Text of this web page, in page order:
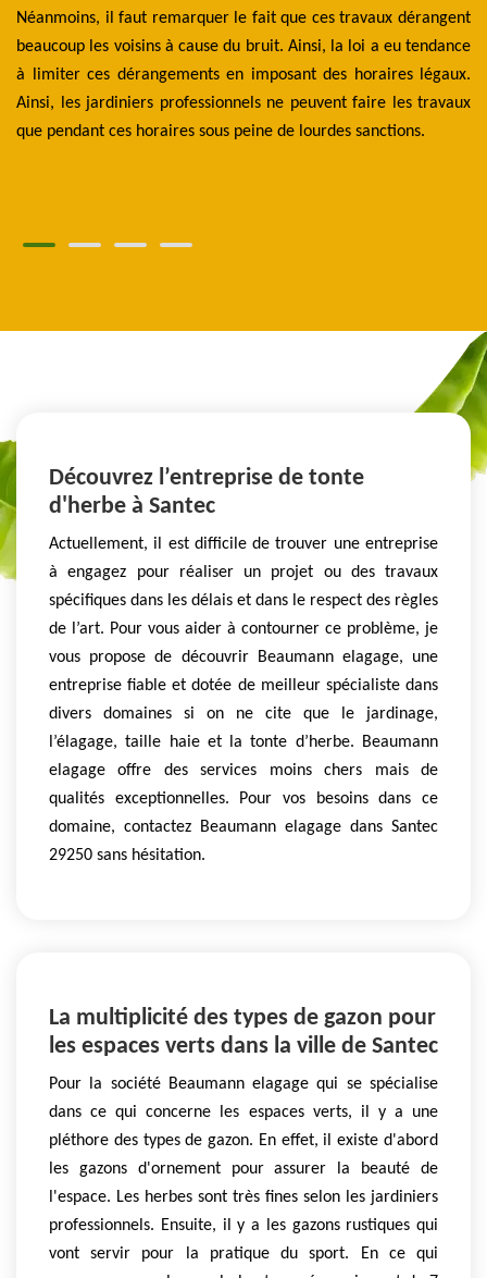
Néanmoins, il faut remarquer le fait que ces travaux dérangent
beaucoup les voisins à cause du bruit. Ainsi, la loi a eu tendance
à limiter ces dérangements en imposant des horaires légaux.
Ainsi, les jardiniers professionnels ne peuvent faire les travaux
que pendant ces horaires sous peine de lourdes sanctions.
Découvrez l’entreprise de tonte
d'herbe à Santec
Actuellement, il est difficile de trouver une entreprise
à engagez pour réaliser un projet ou des travaux
spécifiques dans les délais et dans le respect des règles
de l’art. Pour vous aider à contourner ce problème, je
vous propose de découvrir Beaumann elagage, une
entreprise fiable et dotée de meilleur spécialiste dans
divers domaines si on ne cite que le jardinage,
l’élagage, taille haie et la tonte d’herbe. Beaumann
elagage offre des services moins chers mais de
qualités exceptionnelles. Pour vos besoins dans ce
domaine, contactez Beaumann elagage dans Santec
29250 sans hésitation.
La multiplicité des types de gazon pour
les espaces verts dans la ville de Santec
Pour la société Beaumann elagage qui se spécialise
dans ce qui concerne les espaces verts, il y a une
pléthore des types de gazon. En effet, il existe d'abord
les gazons d'ornement pour assurer la beauté de
l'espace. Les herbes sont très fines selon les jardiniers
professionnels. Ensuite, il y a les gazons rustiques qui
vont servir pour la pratique du sport. En ce qui